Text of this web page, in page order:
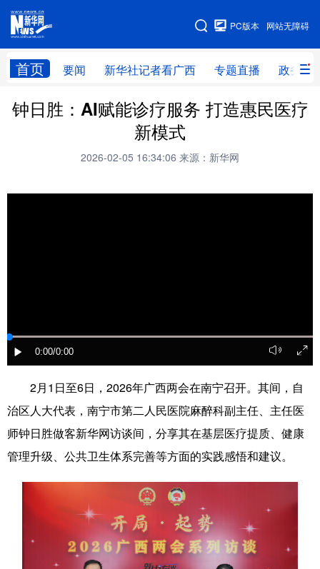
网站无障碍
PC版本
首页 要闻 新华社记者看广西 专题直播 政务信
网站地图
广西频道
新华社记者 专题直播
文化
图片 中央文件 金融 汽车
食品 人居 信息化 乡村振兴
溯源中国 城市 旅游 能源
悦读 公益 书画
上市公司 文化产业
钟日胜：AI赋能诊疗服务 打造惠民医疗
新模式
2026-02-05 16:34:06 来源：新华网
0:00/0:00
2月1日至6日，2026年广西两会在南宁召开。其间，自
治区人大代表，南宁市第二人民医院麻醉科副主任、主任医
师钟日胜做客新华网访谈间，分享其在基层医疗提质、健康
管理升级、公共卫生体系完善等方面的实践感悟和建议。